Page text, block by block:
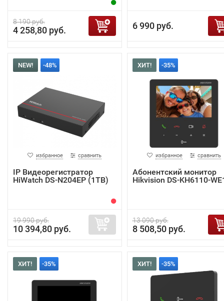
8 190 руб.
4 258,80 руб. 6 990 руб.
NEW! -48%
избранное сравнить
IP Видеорегистратор
HiWatch DS-N204EP (1TB)
19 990 руб.
10 394,80 руб.
ХИТ! -35%
избранное сравнить
Абонентский монитор
Hikvision DS-KH6110-
13 090 руб.
8 508,50 руб.
ХИТ! -35% ХИТ! -35%